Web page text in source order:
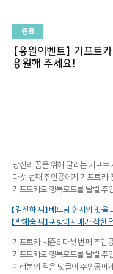
종료
【응원이벤트】 기프
응원해 주세요!
당신의 꿈을 위해 달리는 기프트
다섯 번째 주인공에게 기프트카
기프트카로 행복로드를 달릴 주
【김진하 씨】 베트남 현지의 맛
【박혜숙 씨】 포항아지매가 착한
기프트카 시즌6 다섯 번째 주인
기프트카로 행복로드를 달릴 주
여러분의 작은 댓글이 주인공에